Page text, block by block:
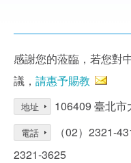
感謝您的蒞臨，若您對
議， 請惠予賜教
地址 106409 臺北
電話
（02）2321-
2321-3625